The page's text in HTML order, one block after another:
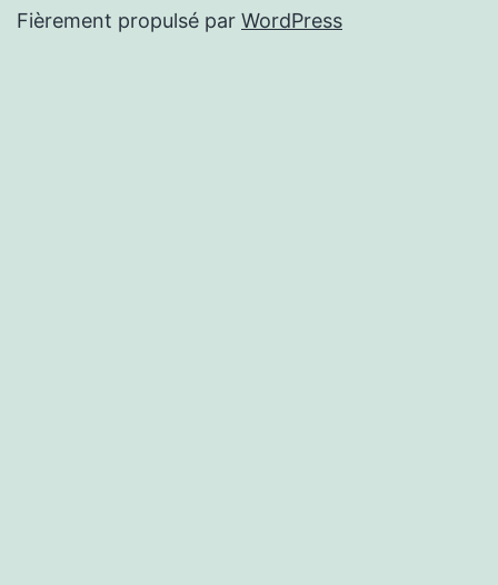
Fièrement propulsé par WordPress